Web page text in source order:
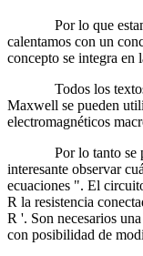
Por lo que
calentamos con un
concepto se integra en
Todos los textos
Maxwell se pueden
electromagnéticos
Por lo tanto se
interesante observar
ecuaciones ". El
R la resistencia
R '. Son necesarios
con posibilidad de